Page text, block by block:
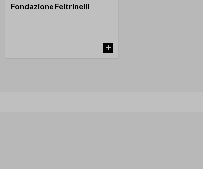
Fondazione Feltrinelli